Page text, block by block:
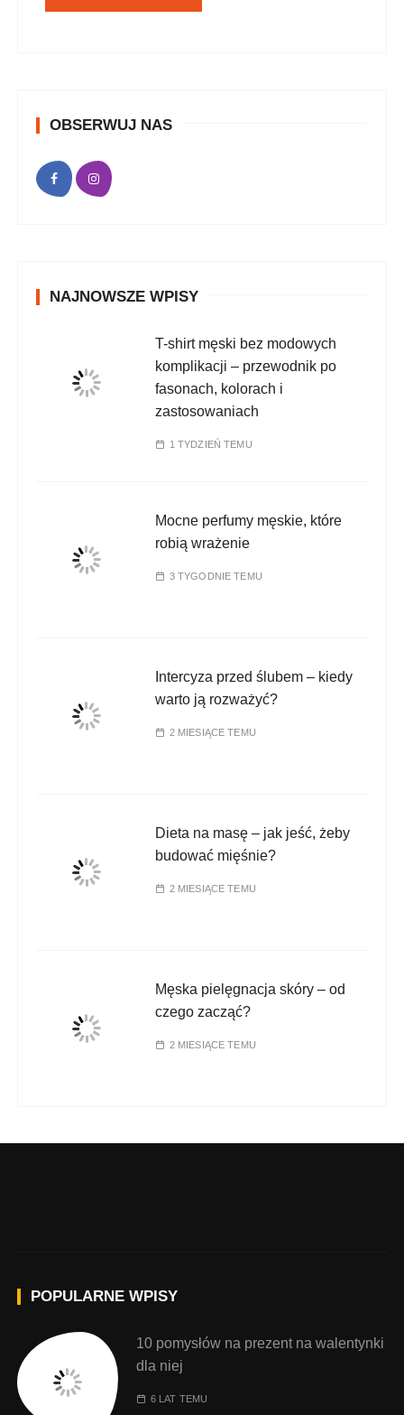
OBSERWUJ NAS
NAJNOWSZE WPISY
T-shirt męski bez modowych
komplikacji – przewodnik po
fasonach, kolorach i
zastosowaniach
1 TYDZIEŃ TEMU
Mocne perfumy męskie, które
robią wrażenie
3 TYGODNIE TEMU
Intercyza przed ślubem – kiedy
warto ją rozważyć?
2 MIESIĄCE TEMU
Dieta na masę – jak jeść, żeby
budować mięśnie?
2 MIESIĄCE TEMU
Męska pielęgnacja skóry – od
czego zacząć?
2 MIESIĄCE TEMU
POPULARNE WPISY
10 pomysłów na prezent na walentynki
dla niej
6 LAT TEMU